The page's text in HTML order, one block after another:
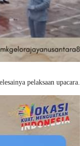
pelaksaan upacara.